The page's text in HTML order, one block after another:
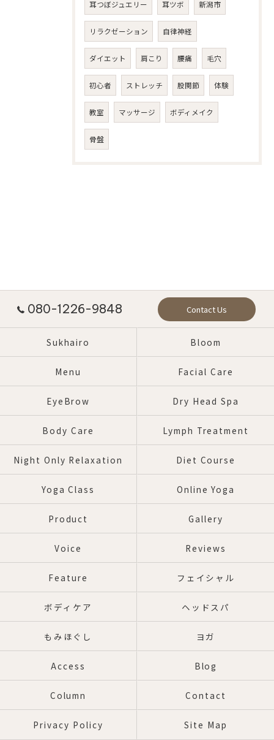
耳つぼジュエリー 耳ツボ 新潟市
リラクゼーション 自律神経
ダイエット 肩こり 腰痛 毛穴
初心者 ストレッチ 股関節 体験
教室 マッサージ ボディメイク
骨盤
080-1226-9848 Contact Us
Sukhairo Bloom
Menu Facial Care
EyeBrow Dry Head Spa
Body Care Lymph Treatment
Night Only Relaxation Diet Course
Yoga Class Online Yoga
Product Gallery
Voice Reviews
Feature フェイシャル
ボディケア ヘッドスパ
もみほぐし ヨガ
Access Blog
Column Contact
Privacy Policy Site Map